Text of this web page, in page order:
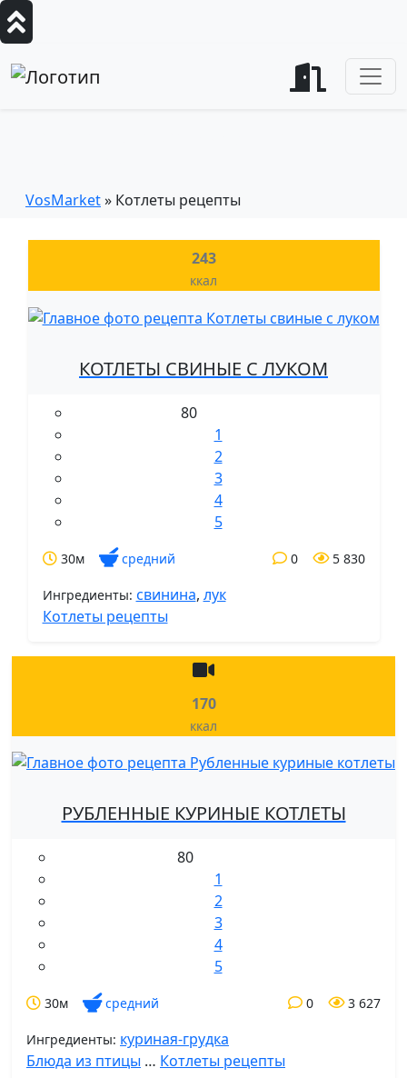
VosMarket» Котлеты рецепты
243
ккал
КОТЛЕТЫ СВИНЫЕ С ЛУКОМ
80
1
2
3
4
5
30м средний 5 830
0
Ингредиенты: свинина, лук
Котлеты рецепты
170
ккал
РУБЛЕННЫЕ КУРИНЫЕ КОТЛЕТЫ
80
1
2
3
4
5
30м средний 3 627
0
Ингредиенты: куриная-грудка
Блюда из птицы … Котлеты рецепты